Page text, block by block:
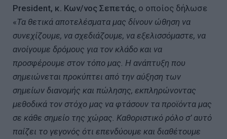
President, κ. Κων/νος Σεπετάς, ο οποίος δήλωσε
«Τα θετικά αποτελέσματα μας δίνουν ώθηση να
συνεχίζουμε, να σχεδιάζουμε, να εξελισσόμαστε, να
ανοίγουμε δρόμους για τον κλάδο και να
προσφέρουμε στον τόπο μας. Η ανάπτυξη που
σημειώνεται προκύπτει από την αύξηση των
σημείων διανομής και πώλησης, εκπληρώνοντας
μεθοδικά τον στόχο μας να φτάσουν τα προϊόντα μας
σε κάθε σημείο της χώρας. Καθοριστικό ρόλο σ’ αυτό
παίζει το γεγονός ότι επενδύουμε και διαθέτουμε